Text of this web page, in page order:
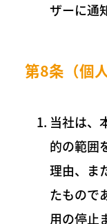
ザーに通
第8条（個
当社は、
的の範囲
理由、ま
たもので
用の停止